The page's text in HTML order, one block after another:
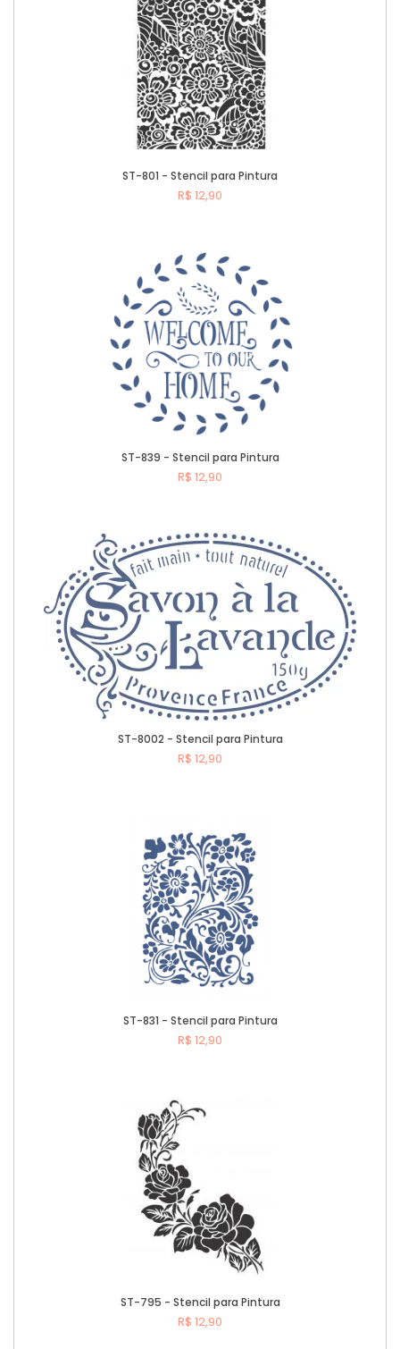
ST-801 - Stencil para Pintura
R$ 12,90
ST-839 - Stencil para Pintura
R$ 12,90
ST-8002 - Stencil para Pintura
R$ 12,90
ST-831 - Stencil para Pintura
R$ 12,90
ST-795 - Stencil para Pintura
R$ 12,90